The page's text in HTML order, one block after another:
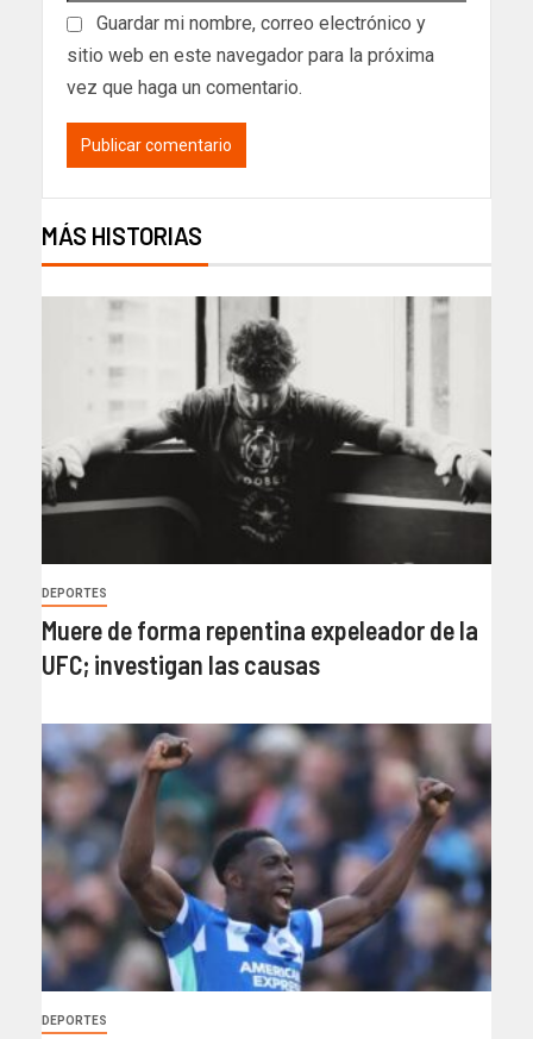
Guardar mi nombre, correo electrónico y
sitio web en este navegador para la próxima
vez que haga un comentario.
MÁS HISTORIAS
DEPORTES
Muere de forma repentina expeleador de la
UFC; investigan las causas
DEPORTES